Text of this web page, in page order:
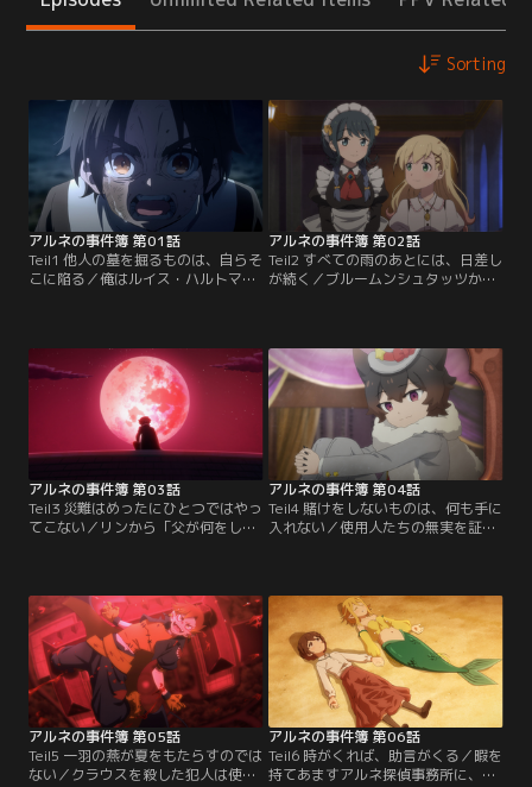
Sorting
アルネの事件簿 第01話
Teil1 他人の墓を掘るものは、自らそ
こに陥る／俺はルイス・ハルトマ
た。今この村で起こっている連続殺
人事件も、必ずこの俺が解決してみ
せる！ なのに何だあいつらは？
「アルネ探偵事務所」だと？ ふっ…
ガキに何ができる。事件は現実世界
で起こっているんだ…！【提供：バ
アルネの事件簿 第02話
Teil2 すべての雨のあとには、日差し
が続く／ブルームンシュタッツから
亡くして豹変した父を心配する日々
の中で、二体の死体と異形のバケモ
ノに遭遇する。からくも逃げきり、
奇妙な街に迷いこむ。たどり着いた
城の礼拝場で、棺桶に眠る吸血鬼ア
ルネに出会う。【提供：バンダイチ
ャンネル】
アルネの事件簿 第03話
Teil3 災難はめったにひとつではやっ
てこない／リンから「父が何をして
ラウスに呼び出されたリンは何者か
に襲われ、気絶しているところを首
なし死体とともに発見される。疑心
暗鬼の使用人たち、死者蘇生の魔方
陣、壁に残された血文字…。事件の
謎が深まっていく。【提供：バンダ
イチャンネル】
アルネの事件簿 第04話
Teil4 賭けをしないものは、何も手に
入れない／使用人たちの無実を証明
て愉しげに嗤う。九人の吸血鬼の王
の一人、ナハツェーラーに肉体を奪
われていたのだ。事情を知る由もな
く、アルネが信じられなくなるリ
ン。そしてリンにも、恐ろしい魔の
手が伸びてくる。【提供：バンダイ
チャンネル】
アルネの事件簿 第05話
Teil5 一羽の燕が夏をもたらすのでは
ない／クラウスを殺した犯人は使用
アルネの事件簿 第06話
Teil6 時がくれば、助言がくる／暇を
持てあますアルネ探偵事務所に、人